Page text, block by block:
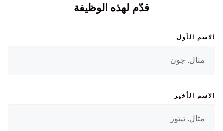
قدّم لهذه الوظيفة
الاسم الأول
الاسم الأخير